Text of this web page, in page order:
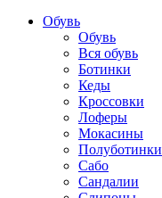
Обувь
Обувь
Вся обувь
Ботинки
Кеды
Кроссовки
Лоферы
Мокасины
Полуботинки
Сабо
Сандалии